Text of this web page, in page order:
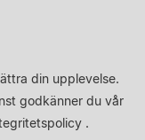
din upplevelse.
godkänner du vår
.